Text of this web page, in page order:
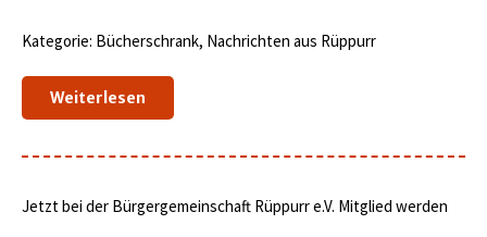
Kategorie: Bücherschrank, Nachrichten aus Rüppurr
Weiterlesen
Jetzt bei der Bürgergemeinschaft Rüppurr e.V. Mitglied werden